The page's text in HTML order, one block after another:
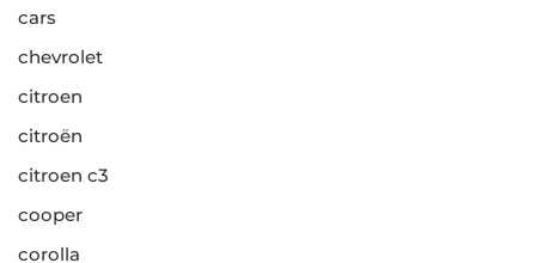
cars
chevrolet
citroen
citroën
citroen c3
cooper
corolla